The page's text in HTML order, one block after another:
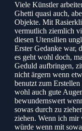
Viele Künstler
Ghetti quasi auch,
Objekte. Mit
vermutlich ziemlich
diesen Utensilien
Erster Gedanke war,
es geht wohl doch,
Geduld aufbringen,
nicht ärgern wenn
benutzt zum
wohl auch gute
bewundernswert
sowas durch zu
ziehen. Wenn ich mir
würde wenn mit